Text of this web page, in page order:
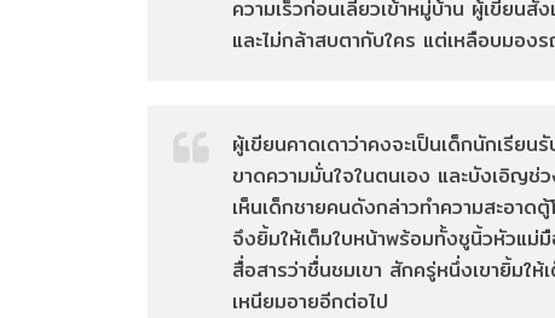
ความเร็วก่อนเลี้ยวเข้าหมู่บ้าน ผู้เขียน
และไม่กล้าสบตากับใคร แต่เหลือบมอ
ผู้เขียนคาดเดาว่าคงจะเป็นเด็กนักเรีย
ขาดความมั่นใจในตนเอง และบังเอิญ
เห็นเด็กชายคนดังกล่าวทำความสะอา
จึงยิ้มให้เต็มใบหน้าพร้อมทั้งชูนิ้วหัวแม่
สื่อสารว่าชื่นชมเขา สักครู่หนึ่งเขายิ้มใ
เหนียมอายอีกต่อไป